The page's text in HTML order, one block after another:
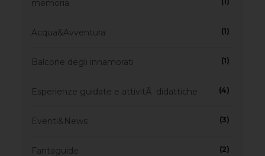
memoria
Acqua&Avventura (1)
Balcone degli innamorati (1)
Esperienze guidate e attivitÃ didattiche (4)
Eventi&News (3)
Fantaguide (2)